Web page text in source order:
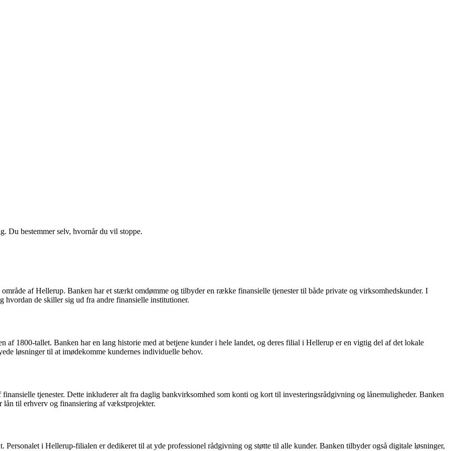
Du bestemmer selv, hvornår du vil stoppe.
af Hellerup. Banken har et stærkt omdømme og tilbyder en række finansielle tjenester til både private og virksomhedskunder. I
de skiller sig ud fra andre finansielle institutioner.
af 1800-tallet. Banken har en lang historie med at betjene kunder i hele landet, og deres filial i Hellerup er en vigtig del af det lokale
løsninger til at imødekomme kundernes individuelle behov.
tjenester. Dette inkluderer alt fra daglig bankvirksomhed som konti og kort til investeringsrådgivning og lånemuligheder. Banken
lån til erhverv og finansiering af vækstprojekter.
Personalet i Hellerup-filialen er dedikeret til at yde professionel rådgivning og støtte til alle kunder. Banken tilbyder også digitale løsninger,